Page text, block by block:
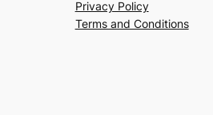
Privacy Policy
Terms and Conditions